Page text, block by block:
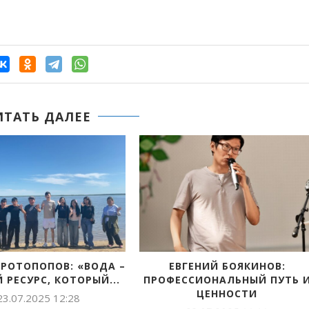
ДАЛЕЕ
СПУТНИКА ДО
ДИРЕКТОРА
14:40
ЯМИШ: ШКОЛЬНИКИ
ГОТОВЯТСЯ К ЗАЩИТЕ
ПРОЕКТА